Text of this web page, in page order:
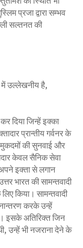
प्रजा द्वारा सम्भव
सल्तनत की
में उल्लेखनीय है,
दिया जिन्हें इक्का
प्रान्तीय गर्वनर के
की सुनवाई और
केवल सैनिक सेवा
इक्ता से लगान
भारत की सामन्तवादी
किया। सामन्तवादी
करके उन्हें
इसके अतिरिक्त जिन
उन्हें भी नजराना देने के